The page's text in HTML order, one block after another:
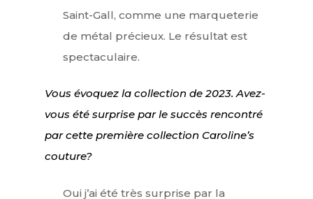
Saint-Gall, comme une marqueterie
de métal précieux. Le résultat est
spectaculaire.
Vous évoquez la collection de 2023. Avez-
vous été surprise par le succès rencontré
par cette première collection Caroline’s
couture?
Oui j’ai été très surprise par la